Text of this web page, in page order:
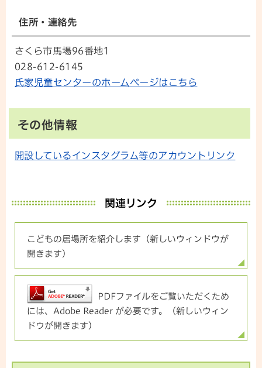
住所・連絡先
さくら市馬場96番地1
028-612-6145
氏家児童センターのホームページはこちら
その他情報
開設しているインスタグラム等のアカウントリンク
関連リンク
こどもの居場所を紹介します（新しいウィンドウが
開きます）
PDFファイルをご覧いただくため
には、Adobe Reader が必要です。（新しいウィン
ドウが開きます）